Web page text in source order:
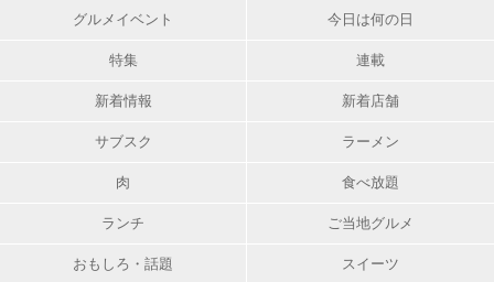
グルメイベント 今日は何の日
特集 連載
新着情報 新着店舗
サブスク ラーメン
肉 食べ放題
ランチ ご当地グルメ
おもしろ・話題 スイーツ